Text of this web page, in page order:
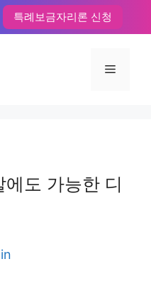
특례보금자리론 신청
메
도 가능한 디